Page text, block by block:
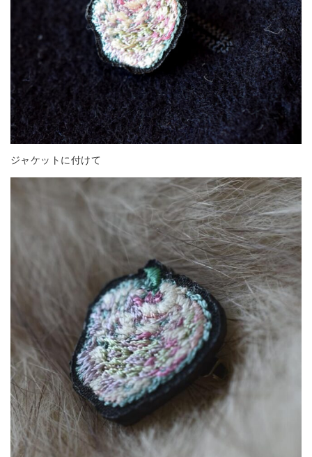
ジャケットに付けて